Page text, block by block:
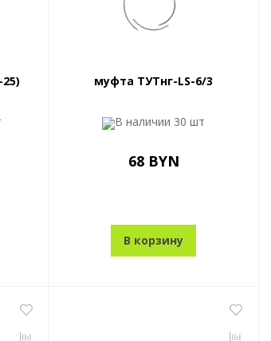
муфта ТУТнг-LS-6/3
В наличии 30 шт
68 BYN
В корзину